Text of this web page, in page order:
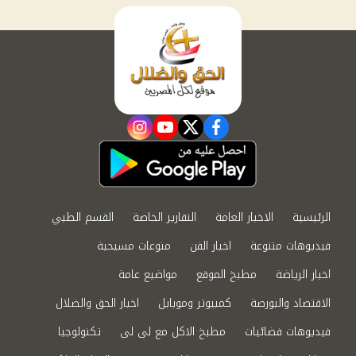
facebook
twitter
youtube
instagram
الرئيسية الاخبار العامة التقارير الخاصة
القسم الطبي
فيديوهات متنوعة
اخبار الفن
منوعات مسيحية
اخبار الرياضة
مطبخ الموقع
مواضيع عامة
الاقتصاد والبورصة
كمبيوتر وموبايل
اخبار الحق والضلال
فيديوهات فضائيات
مطبخ الاكل مع لى لى
تكنولوجيا